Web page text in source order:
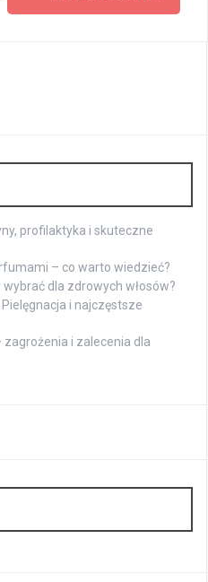
profilaktyka i skuteczne
– co warto wiedzieć?
dla zdrowych włosów?
i najczęstsze
i zalecenia dla